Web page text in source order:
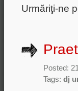
Urmăriţi-
Posted:
Tags: dj